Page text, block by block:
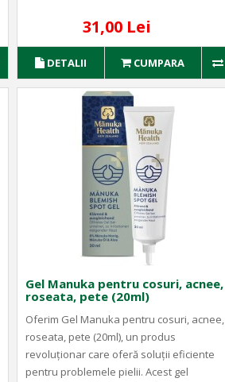
31,00 Lei
DETALII CUMPARA
Gel Manuka pentru cosuri, acnee,
roseata, pete (20ml)
Oferim Gel Manuka pentru cosuri, acnee,
roseata, pete (20ml), un produs
revoluționar care oferă soluții eficiente
pentru problemele pielii. Acest gel